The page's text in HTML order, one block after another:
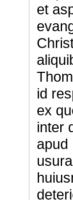
et
id
ex
inter
apud